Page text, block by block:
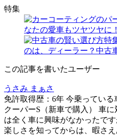
特集
この記事を書いたユーザー
うさみ まぁさ
免許取得歴：6年 今乗ってい
クーパーS（新車で購入） 車
は全く車に興味がなかったで
楽しさを知ってからは、暇さ